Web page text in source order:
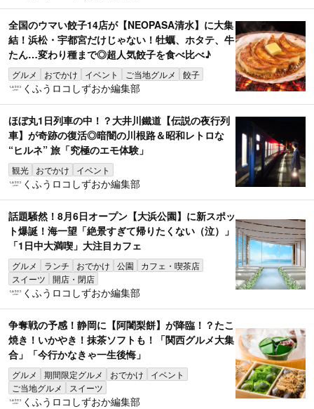
全国のウマい餃子14店が【NEOPASA清水】に大集
結！浜松・宇都宮だけじゃない！牡蠣、ホタテ、牛
たん…変わり種まで◎超人気餃子を食べ比べ♪
グルメ おでかけ イベント ご当地グルメ 餃子
くふうロコしずおか編集部
ほぼ丸1日列車の中！？大井川鐵道【伝説の夜行列
車】が奇跡の復活◎暗闇の川根路＆昭和レトロな
“ヒルネ” 旅「究極のエモ体験」
観光 おでかけ イベント
くふうロコしずおか編集部
話題騒然！8月6日オープン【大浜公園】に新スポッ
ト爆誕！海一望「絶景すぎて帰りたくない（泣）」
「1日中大満喫」大注目カフェ
グルメ ランチ おでかけ 公園
カフェ・喫茶店
スイーツ
開店・閉店
くふうロコしずおか編集部
争奪戦の予感！静岡に【阿闍梨餅】が降臨！？たこ
焼き！いかやき！抹茶ソフトも！「関西グルメ大集
合」「今行かなきゃ一生後悔」
グルメ 期間限定グルメ おでかけ
イベント
ご当地グルメ
スイーツ
くふうロコしずおか編集部